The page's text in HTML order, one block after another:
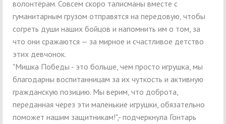
волонтёрам. Совсем скоро талисманы вместе с
гуманитарным грузом отправятся на передовую, чтобы
согреть души наших бойцов и напомнить им о том, за
что они сражаются — за мирное и счастливое детство
этих девчонок.
"Мишка Победы - это больше, чем просто игрушка, мы
благодарны воспитанницам за их чуткость и активную
гражданскую позицию. Мы верим, что доброта,
переданная через эти маленькие игрушки, обязательно
поможет нашим защитникам!",- подчеркнула Гонтарь